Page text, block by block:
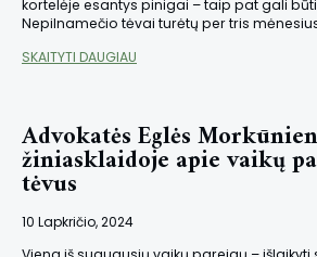
kortelėje esantys pinigai – taip pat gali
Nepilnamečio tėvai turėtų per tris
SKAITYTI DAUGIAU
Advokatės Eglės
žiniasklaidoje apie vaikų
tėvus
10 Lapkričio, 2024